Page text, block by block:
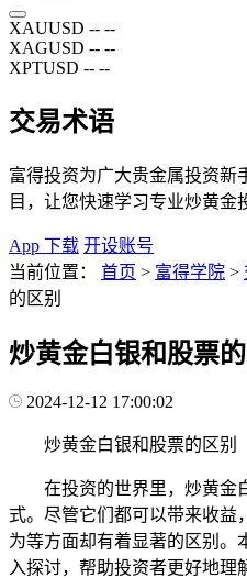
XAUUSD -- --
XAGUSD -- --
XPTUSD -- --
交易术语
富得投资为广大贵金属投资新
目，让您快速学习专业炒黄金
App 下载 开设账号
当前位置：
首页 > 富得学院 >
的区别
炒黄金白银和股票的
2024-12-12 17:00:02
炒黄金白银和股票的区别
在投资的世界里，炒黄金
式。尽管它们都可以带来收益
为等方面却有着显著的区别。
入探讨，帮助投资者更好地理